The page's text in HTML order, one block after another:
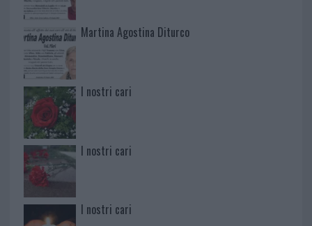
Martina Agostina Diturco
I nostri cari
I nostri cari
I nostri cari